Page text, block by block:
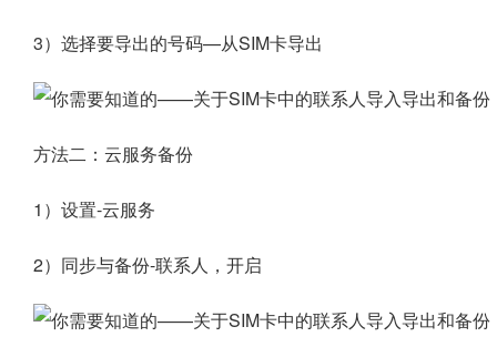
3）选择要导出的号码—从SIM卡导出
方法二：云服务备份
1）设置-云服务
2）同步与备份-联系人，开启